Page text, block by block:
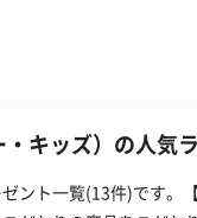
キッズ）の人気
ント一覧(13件)です。